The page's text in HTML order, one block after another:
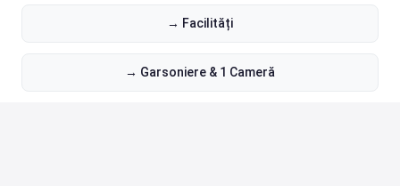
→ Facilități
→ Garsoniere & 1 Cameră